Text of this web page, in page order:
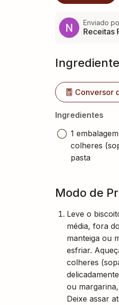
Enviado
Receitas
Conversor
Ingredientes
1
colheres
pasta
Modo de
Leve o
média, fora
manteiga ou
esfriar.
colheres
ou
Deixe assar